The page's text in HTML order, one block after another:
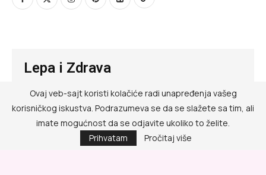
Lepa i Zdrava
@ RED MEDIA GROUP 2026
Kontakt
Ovaj veb-sajt koristi kolačiće radi unapređenja vašeg
korisničkog iskustva. Podrazumeva se da se slažete sa tim, ali
imate mogućnost da se odjavite ukoliko to želite.
Prihvatam
Pročitaj više